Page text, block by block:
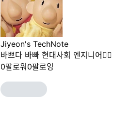
Jiyeon's TechNote
바쁘다 바빠 현대사회 엔지니어🙋‍♀️
0팔로워 0팔로잉